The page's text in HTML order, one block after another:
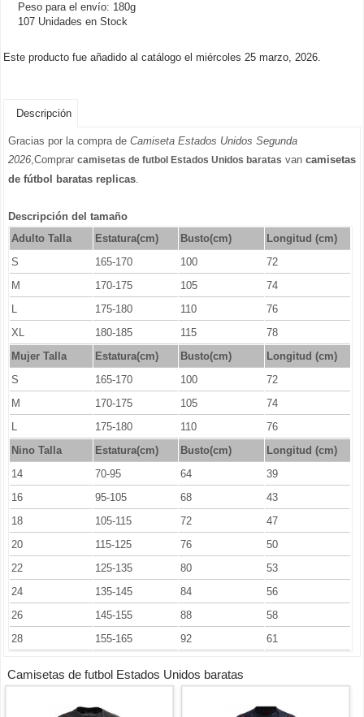
Peso para el envío: 180g
107 Unidades en Stock
Este producto fue añadido al catálogo el miércoles 25 marzo, 2026.
Descripción
Gracias por la compra de Camiseta Estados Unidos Segunda
2026,Comprar camisetas de futbol Estados Unidos baratas van camisetas
de fútbol baratas replicas.
Descripción del tamaño
Adulto Talla
Estatura(cm) Busto(cm)
Longitud (cm)
S
165-170 100
72
M
170-175 105
74
L
175-180 110
76
XL
180-185 115
78
Mujer Talla
Estatura(cm) Busto(cm)
Longitud (cm)
S
165-170 100
72
M
170-175 105
74
L
175-180 110
76
Nino Talla
Estatura(cm) Busto(cm)
Longitud (cm)
14
70-95 64
39
16
95-105 68
43
18
105-115 72
47
20
115-125 76
50
22
125-135 80
53
24
135-145 84
56
26
145-155 88
58
28
155-165 92 61
Camisetas de futbol Estados Unidos baratas